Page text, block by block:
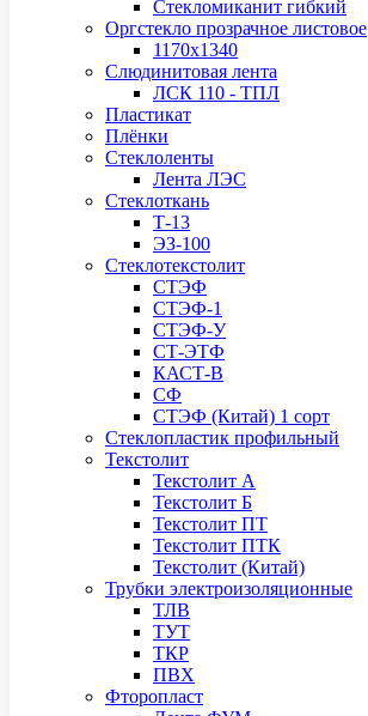
Стекломиканит гибкий
Оргстекло прозрачное листовое
1170х1340
Слюдинитовая лента
ЛСК 110 - ТПЛ
Пластикат
Плёнки
Стеклоленты
Лента ЛЭС
Стеклоткань
Т-13
ЭЗ-100
Стеклотекстолит
СТЭФ
СТЭФ-1
СТЭФ-У
СТ-ЭТФ
КАСТ-В
СФ
СТЭФ (Китай) 1 сорт
Стеклопластик профильный
Текстолит
Текстолит А
Текстолит Б
Текстолит ПТ
Текстолит ПТК
Текстолит (Китай)
Трубки электроизоляционные
ТЛВ
ТУТ
ТКР
ПВХ
Фторопласт